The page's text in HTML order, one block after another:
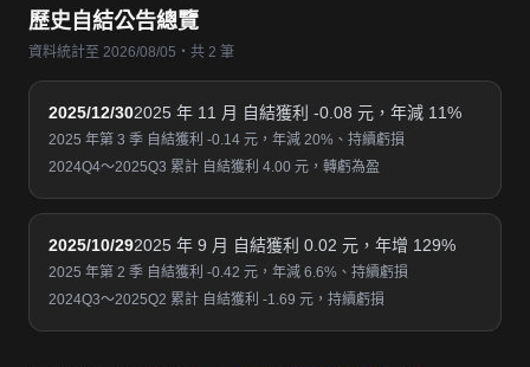
歷史自結公告總覽
資料統計至 2026/08/05・共 2 筆
2025/12/302025 年 11 月 自結獲利 -0.08 元，年減 11%
2025 年第 3 季 自結獲利 -0.14 元，年減 20%、持續虧損
2024Q4～2025Q3 累計 自結獲利 4.00 元，轉虧為盈
2025/10/292025 年 9 月 自結獲利 0.02 元，年增 129%
2025 年第 2 季 自結獲利 -0.42 元，年減 6.6%、持續虧損
2024Q3～2025Q2 累計 自結獲利 -1.69 元，持續虧損